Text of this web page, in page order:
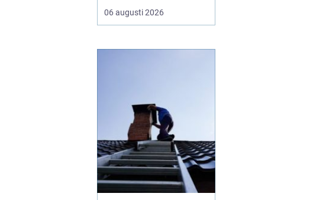
ställer extra höga krav
på rörarbeten,
vatteninstallationer.
säsongsproblem, akuta
läckage och behov...
06 augusti 2026